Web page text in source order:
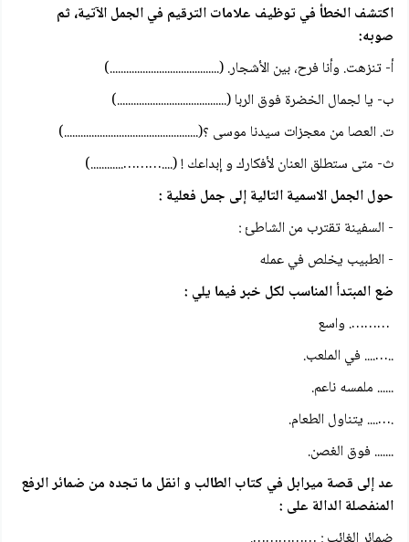
اكتشف الخطأ في توظيف علامات الترقيم في الجمل الآتية، ثم
صوبه:
أ- تنزهت. وأنا فرح، بين الأشجار. (........................................)
ب- یا لجمال الخضرة فوق الربا (........................................)
ت. العصا من معجزات سيدنا موسى ؟(.................................................)
ث- متى ستطلق العنان لأفكارك و إبداعك ! (....………............)
حول الجمل الاسمية التالية إلى جمل فعلية :
- السفينة تقترب من الشاطئ :
- الطبيب يخلص في عمله
ضع المبتدأ المناسب لكل خبر فيما يلي :
………. واسع
..….... في الملعب.
...... ملمسه ناعم.
.….... يتناول الطعام.
....... فوق الغصن.
عد إلى قصة ميرابل في كتاب الطالب و انقل ما تجده من ضمائر الرفع
المنفصلة الدالة على :